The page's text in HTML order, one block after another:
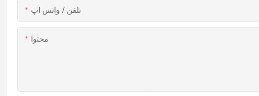
تلفن / واتس اپ
محتوا